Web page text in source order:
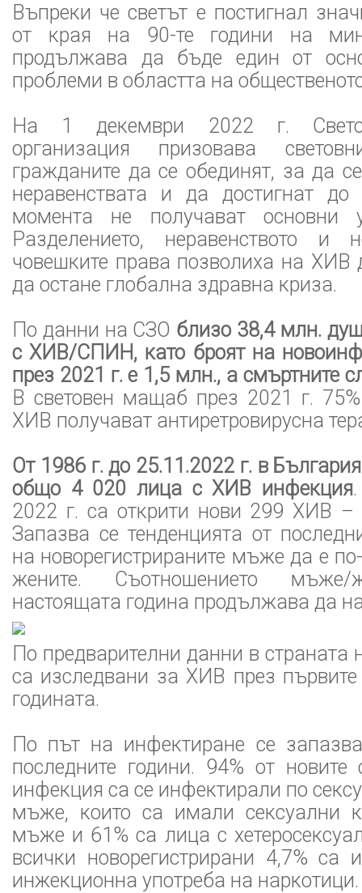
Въпреки че светът е постигнал
от края на 90-те години на
продължава да бъде един от
проблеми в областта на
На 1 декември 2022 г.
организация призовава
гражданите да се обединят, за да
неравенствата и да достигнат до
момента не получават основни
Разделението, неравенството и
човешките права позволиха на ХИВ
да остане глобална здравна криза.
По данни на СЗО близо 38,4 млн.
с ХИВ/СПИН, като броят на
през 2021 г. е 1,5 млн., а смъртните
В световен мащаб през 2021 г.
ХИВ получават антиретровирусна
От 1986 г. до 25.11.2022 г. в
общо 4 020 лица с ХИВ инфекция
2022 г. са открити нови 299 ХИВ –
Запазва се тенденцията от
на новорегистрираните мъже да е
жените. Съотношението
настоящата година продължава да
По предварителни данни в
са изследвани за ХИВ през
годината.
По път на инфектиране се
последните години. 94% от
инфекция са се инфектирали по
мъже, които са имали сексуални
мъже и 61% са лица с
всички новорегистрирани 4,7% са
инжекционна употреба на наркотици.